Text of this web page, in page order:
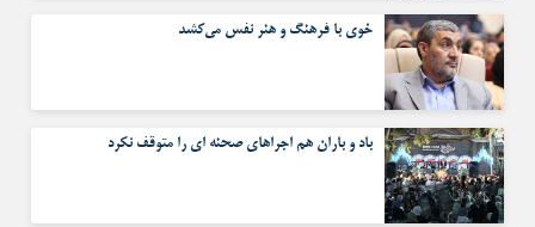
خوی با فرهنگ و هنر نفس می‌کشد
باد و باران هم اجراهای صحنه ای را متوقف نکرد